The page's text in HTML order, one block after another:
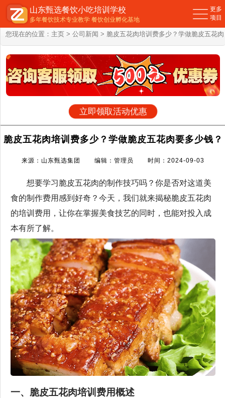
您现在的位置： 主页 > 公司新闻 > 脆皮五花肉培训费多少？学做脆皮五花肉
要多少钱？
立即领取活动优惠
脆皮五花肉培训费多少？学做脆皮五花肉要多少钱？
来源：山东甄选集团 编辑：管理员 时间：2024-09-03
想要学习脆皮五花肉的制作技巧吗？你是否对这道美
食的制作费用感到好奇？今天，我们就来揭秘脆皮五花肉
的培训费用，让你在掌握美食技艺的同时，也能对投入成
本有所了解。
一、脆皮五花肉培训费用概述
山东甄选餐饮小吃培训学校
多年餐饮技术专业教学 餐饮创业孵化基地
更多
项目